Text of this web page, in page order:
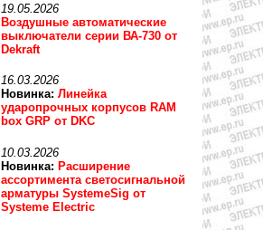
19.05.2026
Воздушные автоматические
выключатели серии ВА-730 от
Dekraft
16.03.2026
Новинка: Линейка
ударопрочных корпусов RAM
box GRP от DKC
10.03.2026
Новинка: Расширение
ассортимента светосигнальной
арматуры SystemeSig от
Systeme Electric